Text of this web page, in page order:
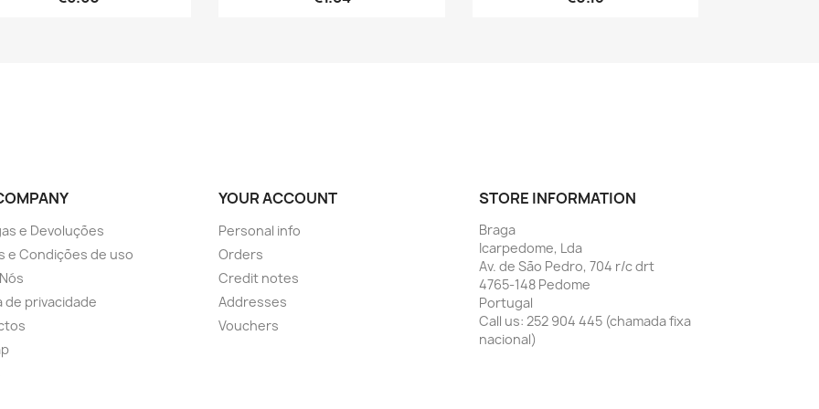
e Devoluções
e Condições de uso
de privacidade
YOUR ACCOUNT
Personal info
Orders
Credit notes
Addresses
Vouchers
STORE INFORMATION
Braga
Icarpedome, Lda
Av. de São Pedro, 704 r/c drt
4765-148 Pedome
Portugal
Call us: 252 904 445 (chamada fixa
nacional)